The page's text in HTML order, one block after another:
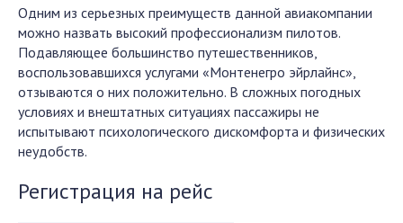
Одним из серьезных преимуществ данной авиакомпании
можно назвать высокий профессионализм пилотов.
Подавляющее большинство путешественников,
воспользовавшихся услугами «Монтенегро эйрлайнс»,
отзываются о них положительно. В сложных погодных
условиях и внештатных ситуациях пассажиры не
испытывают психологического дискомфорта и физических
неудобств.
Регистрация на рейс